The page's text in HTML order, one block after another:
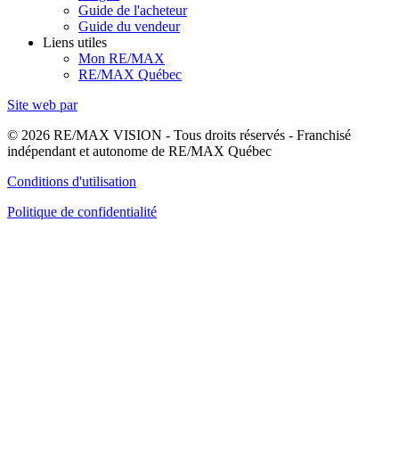
Guide de l'acheteur
Guide du vendeur
Liens utiles
Mon RE/MAX
RE/MAX Québec
Site web par
© 2026 RE/MAX VISION - Tous droits réservés - Franchisé
indépendant et autonome de RE/MAX Québec
Conditions d'utilisation
Politique de confidentialité